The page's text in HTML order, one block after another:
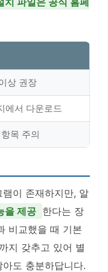
상 권장
에서 다운로드
목 주의
이 존재하지만, 알
을 제공 한다는 장
비교했을 때 기본
지 갖추고 있어 별
도 충분하답니다.